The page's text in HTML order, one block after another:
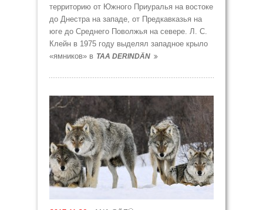
территорию от Южного Приуралья на востоке
до Днестра на западе, от Предкавказья на
юге до Среднего Поволжья на севере. Л. С.
Клейн в 1975 году выделял западное крыло
«ямников» в TAA DERINDÄN